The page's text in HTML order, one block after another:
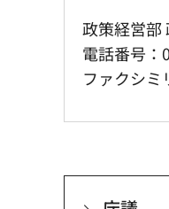
政策経営
電話番号：
ファクシミ